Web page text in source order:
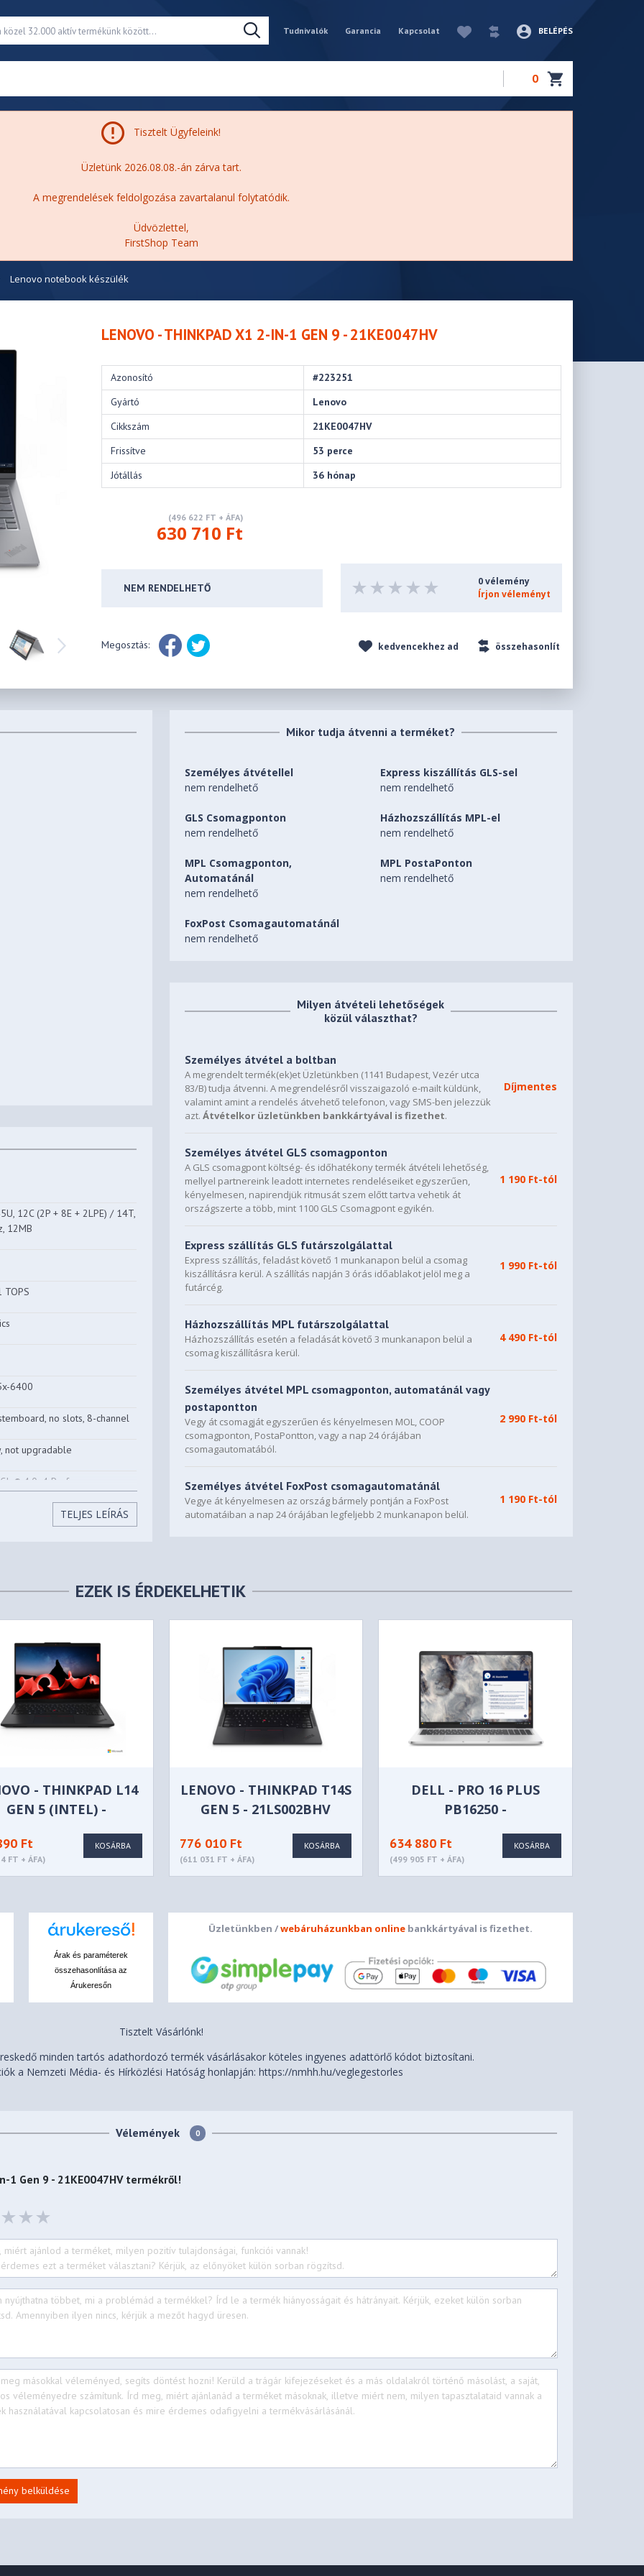
Tudnivalók Garancia Kapcsolat BELÉPÉS
0
Tisztelt Ügyfeleink!
Üzletünk 2026.08.08.-án zárva tart.
A megrendelések feldolgozása zavartalanul folytatódik.
Üdvözlettel,
FirstShop Team
Lenovo notebook készülék
LENOVO - THINKPAD X1 2-IN-1 GEN 9 - 21KE0047HV
Azonosító
#223251
Gyártó
Lenovo
Cikkszám
21KE0047HV
Frissítve
53 perce
Jótállás
36 hónap
(496 622 FT + ÁFA)
630 710 Ft
NEM RENDELHETŐ
0 vélemény
Írjon véleményt
Megosztás: kedvencekhez ad összehasonlít
12C (2P + 8E + 2LPE) / 14T,
12MB
TOPS
6400
no slots, 8-channel
not upgradable
4.0x4 Performance
Realtek® ALC3306 codec
Dolby Atmos®
with Privacy Shutter
(Bottom)
Suite
802.11ax 2x2 + BT5.3
or 5G
/ USB 3.2 Gen 1)
TELJES LEÍRÁS
Mikor tudja átvenni a terméket?
Személyes átvétellel
nem rendelhető
Express kiszállítás GLS-sel
nem rendelhető
GLS Csomagponton
nem rendelhető
Házhozszállítás MPL-el
nem rendelhető
MPL Csomagponton,
Automatánál
nem rendelhető
MPL PostaPonton
nem rendelhető
FoxPost Csomagautomatánál
nem rendelhető
Milyen átvételi lehetőségek
közül választhat?
Személyes átvétel a boltban
A megrendelt termék(ek)et Üzletünkben (1141 Budapest, Vezér utca
83/B) tudja átvenni. A megrendelésről visszaigazoló e-mailt küldünk,
valamint amint a rendelés átvehető telefonon, vagy SMS-ben jelezzük
azt.Átvételkor üzletünkben bankkártyával is fizethet.
Díjmentes
Személyes átvétel GLS csomagponton
A GLS csomagpont költség- és időhatékony termék átvételi lehetőség,
mellyel partnereink leadott internetes rendeléseiket egyszerűen,
kényelmesen, napirendjük ritmusát szem előtt tartva vehetik át
országszerte a több, mint 1100 GLS Csomagpont egyikén.
1 190 Ft-tól
Express szállítás GLS futárszolgálattal
Express szállítás, feladást követő 1 munkanapon belül a csomag
kiszállításra kerül. A szállítás napján 3 órás időablakot jelöl meg a
futárcég.
1 990 Ft-tól
Házhozszállítás MPL futárszolgálattal
Házhozszállítás esetén a feladását követő 3 munkanapon belül a
csomag kiszállításra kerül.
4 490 Ft-tól
Személyes átvétel MPL csomagponton, automatánál vagy
postapontton
Vegy át csomagját egyszerűen és kényelmesen MOL, COOP
csomagponton, PostaPontton, vagy a nap 24 órájában
csomagautomatából.
2 990 Ft-tól
Személyes átvétel FoxPost csomagautomatánál
Vegye át kényelmesen az ország bármely pontján a FoxPost
automatáiban a nap 24 órájában legfeljebb 2 munkanapon belül.
1 190 Ft-tól
EZEK IS ÉRDEKELHETIK
- THINKPAD L14
GEN 5 (INTEL) -
Ft
FT + ÁFA)
KOSÁRBA
LENOVO - THINKPAD T14S
GEN 5 - 21LS002BHV
776 010 Ft
(611 031 FT + ÁFA)
KOSÁRBA
DELL - PRO 16 PLUS
PB16250 -
634 880 Ft
(499 905 FT + ÁFA)
KOSÁRBA
Árak és paraméterek
összehasonlítása az
Árukeresőn
Üzletünkben /webáruházunkban online bankkártyával is fizethet.
Tisztelt Vásárlónk!
minden tartós adathordozó termék vásárlásakor köteles ingyenes adattörlő kódot biztosítani.
a Nemzeti Média- és Hírközlési Hatóság honlapján: https://nmhh.hu/veglegestorles
Vélemények 0
1 Gen 9 - 21KE0047HVtermékről!
belküldése